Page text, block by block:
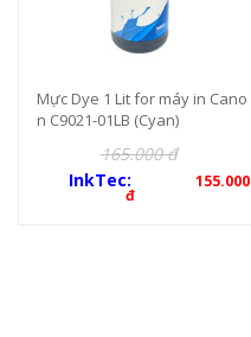
Mực Dye 1 Lit for máy in Cano
n C9021-01LB (Cyan)
165.000 đ
InkTec:
155.000
đ